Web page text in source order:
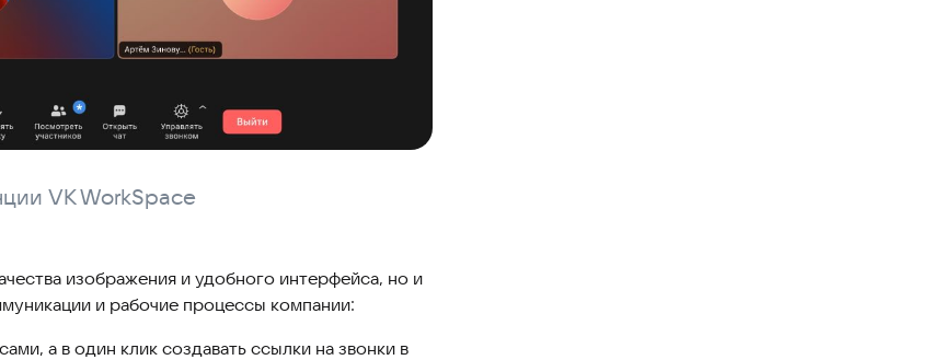
VK WorkSpace
изображения и удобного интерфейса, но и
и рабочие процессы компании:
а в один клик создавать ссылки на звонки в